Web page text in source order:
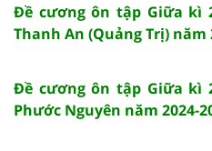
Đề cương ôn tập Giữa kì
Thanh An (Quảng Trị) năm
Đề cương ôn tập Giữa kì
Phước Nguyên năm 2024-